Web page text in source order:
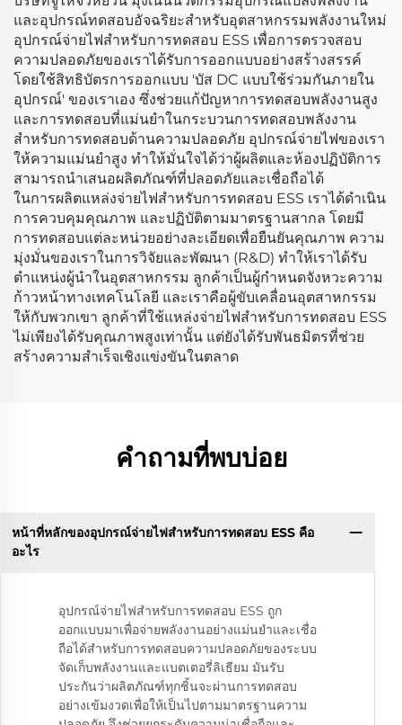
และอุปกรณ์ทดสอบอัจฉริยะสำหรับอุตสาหกรรมพลังงานใหม่
อุปกรณ์จ่ายไฟสำหรับการทดสอบ ESS เพื่อการตรวจสอบ
ความปลอดภัยของเราได้รับการออกแบบอย่างสร้างสรรค์
โดยใช้สิทธิบัตรการออกแบบ 'บัส DC แบบใช้ร่วมกันภายใน
อุปกรณ์' ของเราเอง ซึ่งช่วยแก้ปัญหาการทดสอบพลังงานสูง
และการทดสอบที่แม่นยำในกระบวนการทดสอบพลังงาน
สำหรับการทดสอบด้านความปลอดภัย อุปกรณ์จ่ายไฟของเรา
ให้ความแม่นยำสูง ทำให้มั่นใจได้ว่าผู้ผลิตและห้องปฏิบัติการ
สามารถนำเสนอผลิตภัณฑ์ที่ปลอดภัยและเชื่อถือได้
ในการผลิตแหล่งจ่ายไฟสำหรับการทดสอบ ESS เราได้ดำเนิน
การควบคุมคุณภาพ และปฏิบัติตามมาตรฐานสากล โดยมี
การทดสอบแต่ละหน่วยอย่างละเอียดเพื่อยืนยันคุณภาพ ความ
มุ่งมั่นของเราในการวิจัยและพัฒนา (R&D) ทำให้เราได้รับ
ตำแหน่งผู้นำในอุตสาหกรรม ลูกค้าเป็นผู้กำหนดจังหวะความ
ก้าวหน้าทางเทคโนโลยี และเราคือผู้ขับเคลื่อนอุตสาหกรรม
ให้กับพวกเขา ลูกค้าที่ใช้แหล่งจ่ายไฟสำหรับการทดสอบ ESS
ไม่เพียงได้รับคุณภาพสูงเท่านั้น แต่ยังได้รับพันธมิตรที่ช่วย
สร้างความสำเร็จเชิงแข่งขันในตลาด
คำถามที่พบบ่อย
หน้าที่หลักของอุปกรณ์จ่ายไฟสำหรับการทดสอบ ESS คือ
อะไร
อุปกรณ์จ่ายไฟสำหรับการทดสอบ ESS ถูก
ออกแบบมาเพื่อจ่ายพลังงานอย่างแม่นยำและเชื่อ
ถือได้สำหรับการทดสอบความปลอดภัยของระบบ
จัดเก็บพลังงานและแบตเตอรี่ลิเธียม มันรับ
ประกันว่าผลิตภัณฑ์ทุกชิ้นจะผ่านการทดสอบ
อย่างเข้มงวดเพื่อให้เป็นไปตามมาตรฐานความ